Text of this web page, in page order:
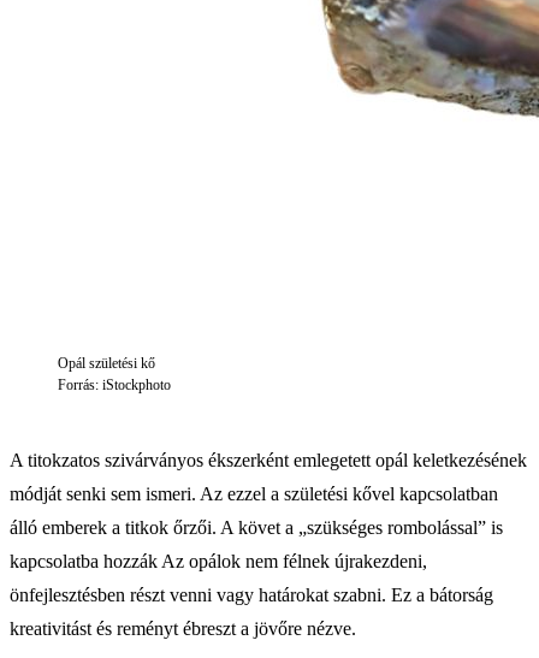
Opál születési kő
Forrás: iStockphoto
A titokzatos szivárványos ékszerként emlegetett opál keletkezésének
módját senki sem ismeri. Az ezzel a születési kővel kapcsolatban
álló emberek a titkok őrzői. A követ a „szükséges rombolással” is
kapcsolatba hozzák Az opálok nem félnek újrakezdeni,
önfejlesztésben részt venni vagy határokat szabni. Ez a bátorság
kreativitást és reményt ébreszt a jövőre nézve.